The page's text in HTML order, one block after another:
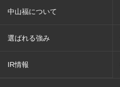
中山福について
選ばれる強み
IR情報